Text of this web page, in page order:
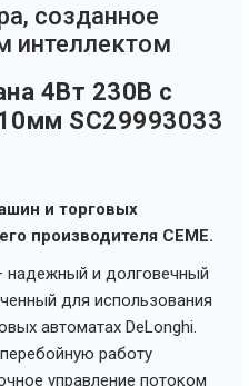
созданное
интеллектом
4Вт 230В с
SC29993033
и торговых
производителя CEME.
надежный и долговечный
для использования
автоматах DeLonghi.
работу
управление потоком